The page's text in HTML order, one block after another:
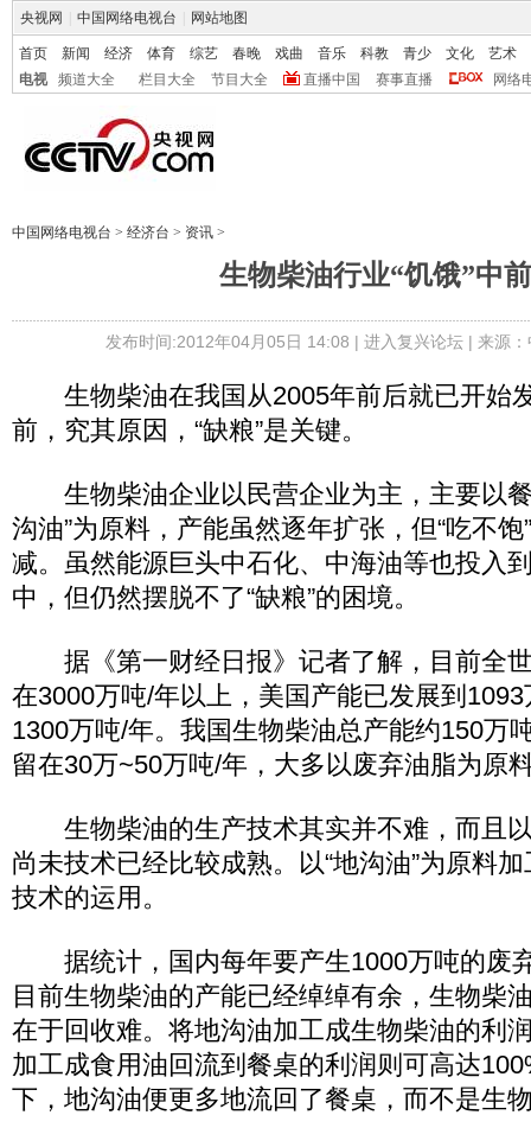
央视网 中国网络电视台 网站地图
首页 新闻 经济 体育 综艺 春晚 戏曲 音乐 科教 青少 文化
艺术
电视
频道大全 栏目大全 节目大全 直播中国 赛事直播 网络
中国网络电视台 > 经济台 > 资讯 >
生物柴油行业“饥饿”中
发布时间:2012年04月05日 14:08 | 进入复兴论坛| 来源
生物柴油在我国从2005年前后就已开始
前，究其原因，“缺粮”是关键。
生物柴油企业以民营企业为主，主要以餐
沟油”为原料，产能虽然逐年扩张，但“吃不
减。虽然能源巨头中石化、中海油等也投入
中，但仍然摆脱不了“缺粮”的困境。
据《第一财经日报》记者了解，目前全
在3000万吨/年以上，美国产能已发展到
1300万吨/年。我国生物柴油总产能约150万
留在30万~50万吨/年，大多以废弃油脂为原
生物柴油的生产技术其实并不难，而且
尚未技术已经比较成熟。以“地沟油”为原料
技术的运用。
据统计，国内每年要产生1000万吨的废
目前生物柴油的产能已经绰绰有余，生物柴
在于回收难。将地沟油加工成生物柴油的利
加工成食用油回流到餐桌的利润则可高达
下，地沟油便更多地流回了餐桌，而不是生